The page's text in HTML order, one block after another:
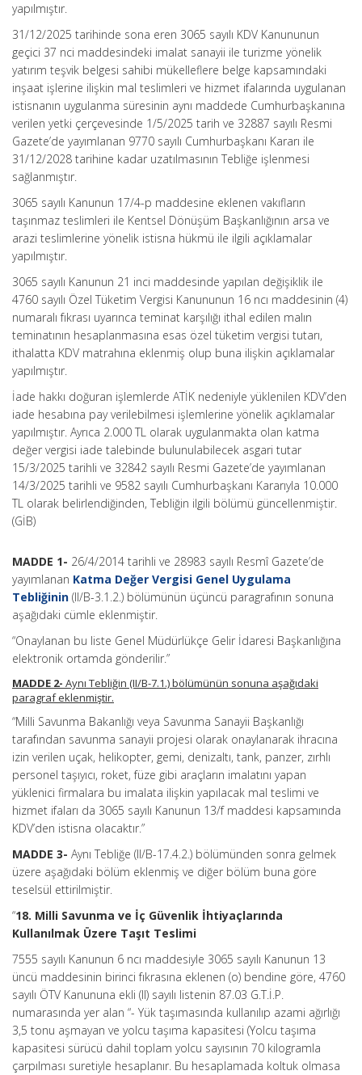
yapılmıştır.
31/12/2025 tarihinde sona eren 3065 sayılı KDV Kanununun
geçici 37 nci maddesindeki imalat sanayii ile turizme yönelik
yatırım teşvik belgesi sahibi mükelleflere belge kapsamındaki
inşaat işlerine ilişkin mal teslimleri ve hizmet ifalarında uygulanan
istisnanın uygulanma süresinin aynı maddede Cumhurbaşkanına
verilen yetki çerçevesinde 1/5/2025 tarih ve 32887 sayılı Resmi
Gazete’de yayımlanan 9770 sayılı Cumhurbaşkanı Kararı ile
31/12/2028 tarihine kadar uzatılmasının Tebliğe işlenmesi
sağlanmıştır.
3065 sayılı Kanunun 17/4-p maddesine eklenen vakıfların
taşınmaz teslimleri ile Kentsel Dönüşüm Başkanlığının arsa ve
arazi teslimlerine yönelik istisna hükmü ile ilgili açıklamalar
yapılmıştır.
3065 sayılı Kanunun 21 inci maddesinde yapılan değişiklik ile
4760 sayılı Özel Tüketim Vergisi Kanununun 16 ncı maddesinin (4)
numaralı fıkrası uyarınca teminat karşılığı ithal edilen malın
teminatının hesaplanmasına esas özel tüketim vergisi tutarı,
ithalatta KDV matrahına eklenmiş olup buna ilişkin açıklamalar
yapılmıştır.
İade hakkı doğuran işlemlerde ATİK nedeniyle yüklenilen KDV’den
iade hesabına pay verilebilmesi işlemlerine yönelik açıklamalar
yapılmıştır. Ayrıca 2.000 TL olarak uygulanmakta olan katma
değer vergisi iade talebinde bulunulabilecek asgari tutar
15/3/2025 tarihli ve 32842 sayılı Resmi Gazete’de yayımlanan
14/3/2025 tarihli ve 9582 sayılı Cumhurbaşkanı Kararıyla 10.000
TL olarak belirlendiğinden, Tebliğin ilgili bölümü güncellenmiştir.
(GİB)
MADDE 1- 26/4/2014 tarihli ve 28983 sayılı Resmî Gazete’de
yayımlanan Katma Değer Vergisi Genel Uygulama
Tebliğinin (II/B-3.1.2.) bölümünün üçüncü paragrafının sonuna
aşağıdaki cümle eklenmiştir.
“Onaylanan bu liste Genel Müdürlükçe Gelir İdaresi Başkanlığına
elektronik ortamda gönderilir.”
MADDE 2- Aynı Tebliğin (II/B-7.1.) bölümünün sonuna aşağıdaki
paragraf eklenmiştir.
“Milli Savunma Bakanlığı veya Savunma Sanayii Başkanlığı
tarafından savunma sanayii projesi olarak onaylanarak ihracına
izin verilen uçak, helikopter, gemi, denizaltı, tank, panzer, zırhlı
personel taşıyıcı, roket, füze gibi araçların imalatını yapan
yüklenici firmalara bu imalata ilişkin yapılacak mal teslimi ve
hizmet ifaları da 3065 sayılı Kanunun 13/f maddesi kapsamında
KDV’den istisna olacaktır.”
MADDE 3- Aynı Tebliğe (II/B-17.4.2.) bölümünden sonra gelmek
üzere aşağıdaki bölüm eklenmiş ve diğer bölüm buna göre
teselsül ettirilmiştir.
“18. Milli Savunma ve İç Güvenlik İhtiyaçlarında
Kullanılmak Üzere Taşıt Teslimi
7555 sayılı Kanunun 6 ncı maddesiyle 3065 sayılı Kanunun 13
üncü maddesinin birinci fıkrasına eklenen (o) bendine göre, 4760
sayılı ÖTV Kanununa ekli (II) sayılı listenin 87.03 G.T.İ.P.
numarasında yer alan “- Yük taşımasında kullanılıp azami ağırlığı
3,5 tonu aşmayan ve yolcu taşıma kapasitesi (Yolcu taşıma
kapasitesi sürücü dahil toplam yolcu sayısının 70 kilogramla
çarpılması suretiyle hesaplanır. Bu hesaplamada koltuk olmasa